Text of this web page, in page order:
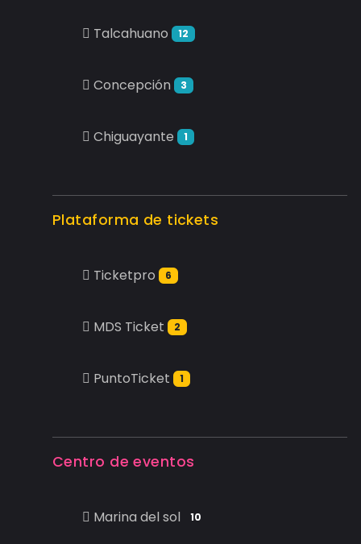
Talcahuano 12
Concepción 3
Chiguayante 1
Plataforma de tickets
Ticketpro 6
MDS Ticket 2
PuntoTicket 1
Centro de eventos
Marina del sol 10